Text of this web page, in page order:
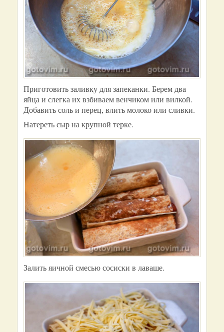
Приготовить заливку для запеканки. Берем два
яйца и слегка их взбиваем венчиком или вилкой.
Добавить соль и перец, влить молоко или сливки.
Натереть сыр на крупной терке.
Залить яичной смесью сосиски в лаваше.